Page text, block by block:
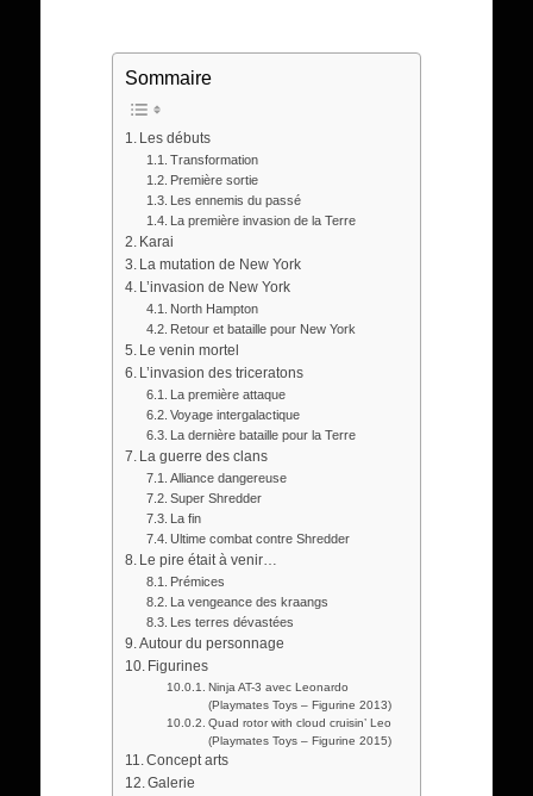
Sommaire
Les débuts
Transformation
Première sortie
Les ennemis du passé
La première invasion de la Terre
Karai
La mutation de New York
L’invasion de New York
North Hampton
Retour et bataille pour New York
Le venin mortel
L’invasion des triceratons
La première attaque
Voyage intergalactique
La dernière bataille pour la Terre
La guerre des clans
Alliance dangereuse
Super Shredder
La fin
Ultime combat contre Shredder
Le pire était à venir…
Prémices
La vengeance des kraangs
Les terres dévastées
Autour du personnage
Figurines
Ninja AT-3 avec Leonardo
(Playmates Toys – Figurine 2013)
Quad rotor with cloud cruisin’ Leo
(Playmates Toys – Figurine 2015)
Concept arts
Galerie